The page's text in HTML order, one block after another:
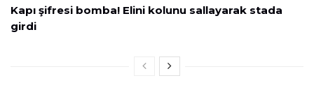
Kapı şifresi bomba! Elini kolunu sallayarak stada
girdi